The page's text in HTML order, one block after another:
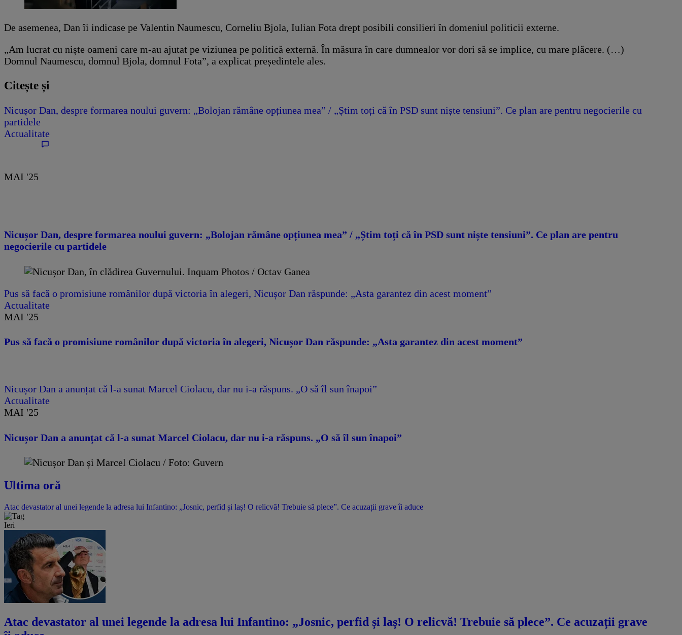
De asemenea, Dan îi indicase pe Valentin Naumescu, Corneliu Bjola, Iulian Fota drept posibili consilieri în domeniul politicii externe.
„Am lucrat cu niște oameni care m-au ajutat pe viziunea pe politică externă. În măsura în care dumnealor vor dori să se implice, cu mare plăcere. (…)
Domnul Naumescu, domnul Bjola, domnul Fota”, a explicat președintele ales.
Citește și
Nicușor Dan, despre formarea noului guvern: „Bolojan rămâne opțiunea mea” / „Știm toți că în PSD sunt niște tensiuni”. Ce plan are pentru negocierile cu
partidele
Actualitate
MAI '25
Nicușor Dan, despre formarea noului guvern: „Bolojan rămâne opțiunea mea” / „Știm toți că în PSD sunt niște tensiuni”. Ce plan are pentru
negocierile cu partidele
Pus să facă o promisiune românilor după victoria în alegeri, Nicușor Dan răspunde: „Asta garantez din acest moment”
Actualitate
MAI '25
Pus să facă o promisiune românilor după victoria în alegeri, Nicușor Dan răspunde: „Asta garantez din acest moment”
Nicușor Dan a anunțat că l-a sunat Marcel Ciolacu, dar nu i-a răspuns. „O să îl sun înapoi”
Actualitate
MAI '25
Nicușor Dan a anunțat că l-a sunat Marcel Ciolacu, dar nu i-a răspuns. „O să îl sun înapoi”
Ultima oră
Atac devastator al unei legende la adresa lui Infantino: „Josnic, perfid și laș! O relicvă! Trebuie să plece”. Ce acuzații grave îi aduce
Ieri
Atac devastator al unei legende la adresa lui Infantino: „Josnic, perfid și laș! O relicvă! Trebuie să plece”. Ce acuzații grave